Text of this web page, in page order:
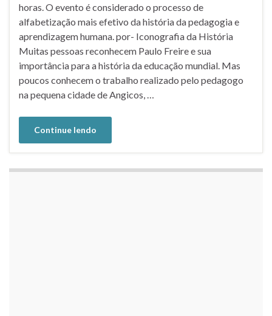
horas. O evento é considerado o processo de
alfabetização mais efetivo da história da pedagogia e
aprendizagem humana. por- Iconografia da História
Muitas pessoas reconhecem Paulo Freire e sua
importância para a história da educação mundial. Mas
poucos conhecem o trabalho realizado pelo pedagogo
na pequena cidade de Angicos, …
Continue lendo